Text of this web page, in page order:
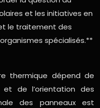
et les initiatives en
le traitement des
spécialisés.**
thermique dépend de
et de l’orientation des
des panneaux est